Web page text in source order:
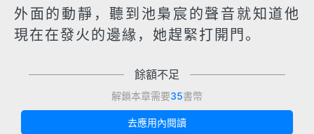
外面的動靜，聽到池梟宸的聲音就知道他
現在在發火的邊緣，她趕緊打開門。
餘額不足
解鎖本章需要35書幣
去應用內閱讀